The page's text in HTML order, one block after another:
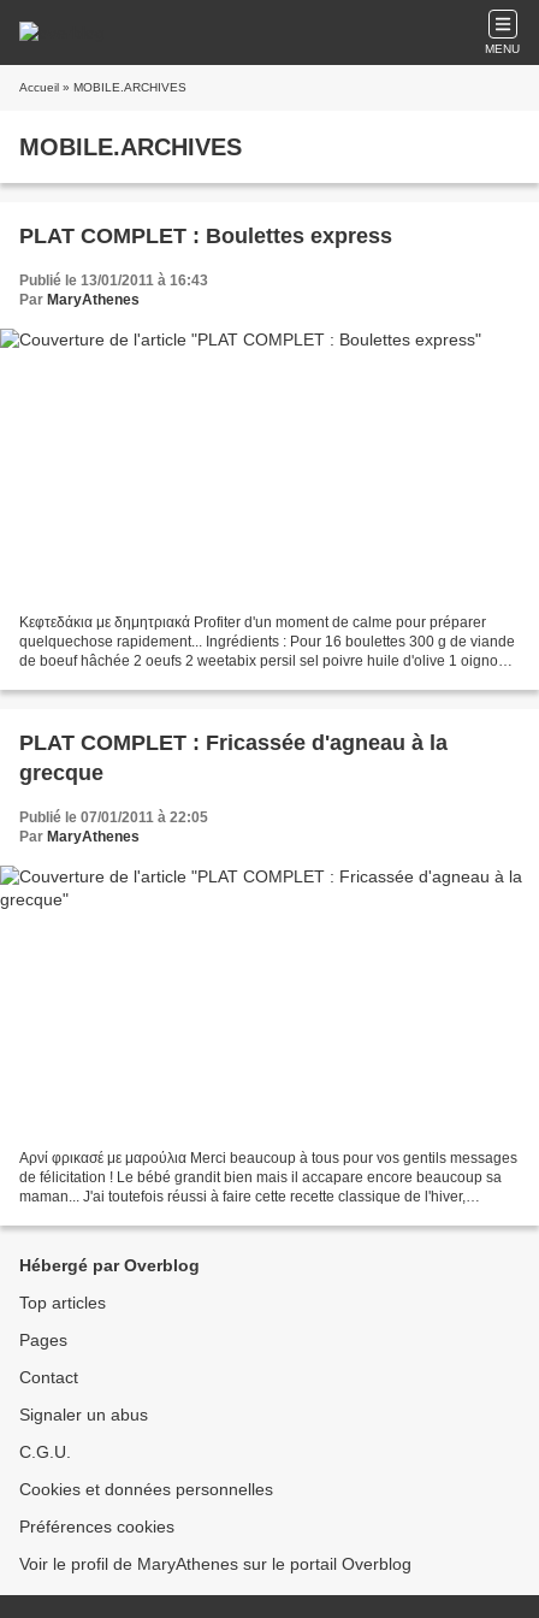
MENU
Accueil » MOBILE.ARCHIVES
MOBILE.ARCHIVES
PLAT COMPLET : Boulettes express
Publié le 13/01/2011 à 16:43
Par MaryAthenes
Κεφτεδάκια με δημητριακά Profiter d'un moment de calme pour préparer
quelquechose rapidement... Ingrédients : Pour 16 boulettes 300 g de viande
de boeuf hâchée 2 oeufs 2 weetabix persil sel poivre huile d'olive 1 oignon 1
PLAT COMPLET : Fricassée d'agneau à la
grecque
Publié le 07/01/2011 à 22:05
Par MaryAthenes
Αρνί φρικασέ με μαρούλια Merci beaucoup à tous pour vos gentils messages
de félicitation ! Le bébé grandit bien mais il accapare encore beaucoup sa
maman... J'ai toutefois réussi à faire cette recette classique de l'hiver,
Hébergé par Overblog
Top articles
Pages
Contact
Signaler un abus
C.G.U.
Cookies et données personnelles
Préférences cookies
Voir le profil de MaryAthenes sur le portail Overblog